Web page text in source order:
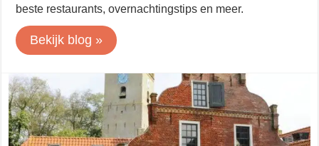
beste restaurants, overnachtingstips en meer.
Bekijk blog »